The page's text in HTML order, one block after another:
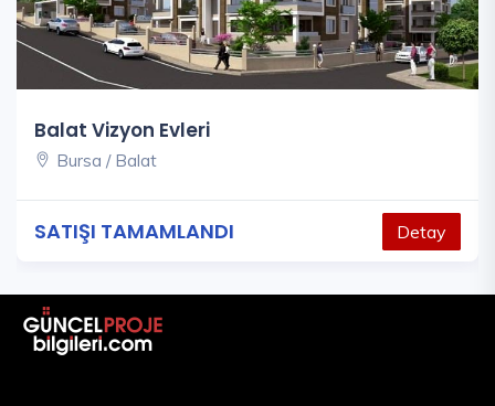
Balat Vizyon Evleri
Bursa / Balat
SATIŞI TAMAMLANDI Detay